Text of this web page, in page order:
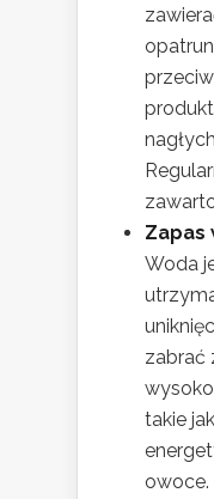
Zapas
Woda
zabrać
takie
owoce.